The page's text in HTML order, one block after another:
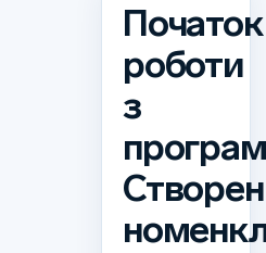
Початок
роботи
з